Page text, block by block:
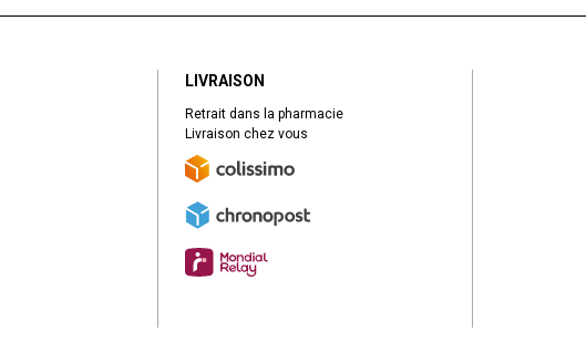
LIVRAISON
Retrait dans la pharmacie
Livraison chez vous